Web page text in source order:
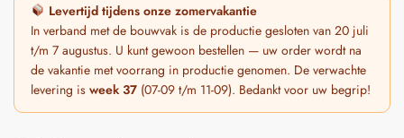
Levertijd tijdens onze zomervakantie
In verband met de bouwvak is de productie gesloten van 20 juli
t/m 7 augustus. U kunt gewoon bestellen — uw order wordt na
de vakantie met voorrang in productie genomen. De verwachte
levering is week 37 (07-09 t/m 11-09). Bedankt voor uw begrip!